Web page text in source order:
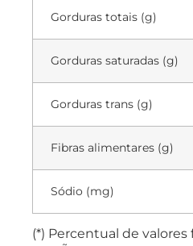
Gorduras totais (g)
Gorduras saturadas (g)
Gorduras trans (g)
Fibras alimentares (g)
Sódio (mg)
(*) Percentual de